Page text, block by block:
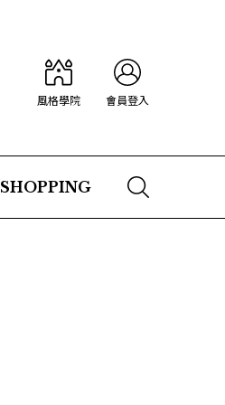
風格學院 會員登入
SHOPPING